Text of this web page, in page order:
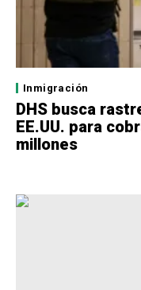
Inmigración
DHS busca
EE.UU. para
millones